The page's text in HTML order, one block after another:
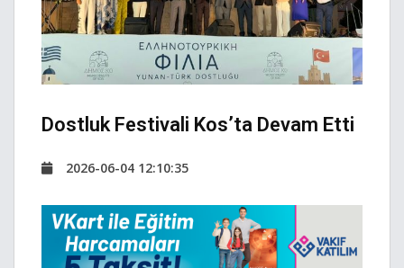
Dostluk Festivali Kos’ta Devam Etti
2026-06-04 12:10:35